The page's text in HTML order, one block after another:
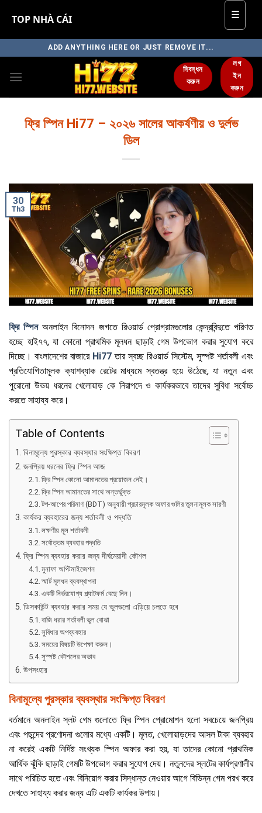
TOP NHÀ CÁI ☰
to
content
ADD ANYTHING HERE OR JUST REMOVE IT...
নিবন্ধন
করুন
লগ
ইন
করুন
ফ্রি স্পিন Hi77 – ২০২৬ সালের আকর্ষণীয় ও দুর্লভ
ডিল
30
Th3
ফ্রি স্পিনঅনলাইন বিনোদন জগতে রিওয়ার্ড প্রোগ্রামগুলোর কেন্দ্রবিন্দুতে পরিণত
হচ্ছে হাই৭৭, যা কোনো প্রাথমিক মূলধন ছাড়াই গেম উপভোগ করার সুযোগ করে
দিচ্ছে। বাংলাদেশের বাজারে Hi77 তার স্বচ্ছ রিওয়ার্ড সিস্টেম, সুস্পষ্ট শর্তাবলী এবং
প্রতিযোগিতামূলক ক্যাশব্যাক রেটের মাধ্যমে স্বতন্ত্র হয়ে উঠেছে, যা নতুন এবং
পুরোনো উভয় ধরনের খেলোয়াড় কে নিরাপদে ও কার্যকরভাবে তাদের সুবিধা সর্বোচ্চ
করতে সাহায্য করে।
Table of Contents
বিনামূল্যে পুরস্কার ব্যবস্থার সংক্ষিপ্ত বিবরণ
জনপ্রিয় ধরনের ফ্রি স্পিন আজ
ফ্রি স্পিন কোনো আমানতের প্রয়োজন নেই।
ফ্রি স্পিন আমানতের সাথে অন্তর্ভুক্ত
টপ-আপের পরিমাণ (BDT) অনুযায়ী প্রচারমূলক অফার গুলির তুলনামূলক সারণী
কার্যকর ব্যবহারের জন্য শর্তাবলী ও পদ্ধতি
লক্ষণীয় মূল শর্তাবলী
সর্বোত্তম ব্যবহার পদ্ধতি
ফ্রি স্পিন ব্যবহার করার জন্য দীর্ঘমেয়াদী কৌশল
মুনাফা অপ্টিমাইজেশন
স্মার্ট মূলধন ব্যবস্থাপনা
একটি নির্ভরযোগ্য প্ল্যাটফর্ম বেছে নিন।
ডিসকাউন্ট ব্যবহার করার সময় যে ভুলগুলো এড়িয়ে চলতে হবে
বাজি ধরার শর্তাবলী ভুল বোঝা
সুবিধার অপব্যবহার
সময়ের বিষয়টি উপেক্ষা করুন।
সুস্পষ্ট কৌশলের অভাব
উপসংহার
বিনামূল্যে পুরস্কার ব্যবস্থার সংক্ষিপ্ত বিবরণ
বর্তমানে অনলাইন স্লট গেম গুলোতে ফ্রি স্পিন প্রোমোশন হলো সবচেয়ে জনপ্রিয়
এবং পছন্দের প্রণোদনা গুলোর মধ্যে একটি। মূলত, খেলোয়াড়দের আসল টাকা ব্যবহার
না করেই একটি নির্দিষ্ট সংখ্যক স্পিন অফার করা হয়, যা তাদের কোনো প্রাথমিক
আর্থিক ঝুঁকি ছাড়াই গেমটি উপভোগ করার সুযোগ দেয়। নতুনদের স্লটের কার্যপ্রণালীর
সাথে পরিচিত হতে এবং বিনিয়োগ করার সিদ্ধান্ত নেওয়ার আগে বিভিন্ন গেম পরখ করে
দেখতে সাহায্য করার জন্য এটি একটি কার্যকর উপায়।